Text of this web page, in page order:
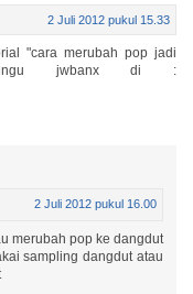
2 Juli 2012 pukul 15.33
"cara merubah pop jadi
jwbanx di :
2 Juli 2012 pukul 16.00
merubah pop ke dangdut
sampling dangdut atau